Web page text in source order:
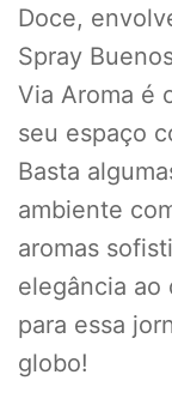
Doce,
Spray
Via Aroma é
seu espaço
Basta
ambiente
aromas
elegância ao
para essa
globo!